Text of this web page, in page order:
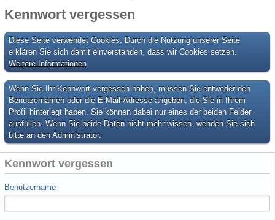
Kennwort vergessen
Diese Seite verwendet Cookies. Durch die Nutzung unserer Seite
erklären Sie sich damit einverstanden, dass wir Cookies setzen.
Weitere Informationen
Wenn Sie Ihr Kennwort vergessen haben, müssen Sie entweder den
Benutzernamen oder die E-Mail-Adresse angeben, die Sie in Ihrem
Profil hinterlegt haben. Sie können dabei nur eines der beiden Felder
ausfüllen. Wenn Sie beide Daten nicht mehr wissen, wenden Sie sich
bitte an den Administrator.
Kennwort vergessen
Benutzername